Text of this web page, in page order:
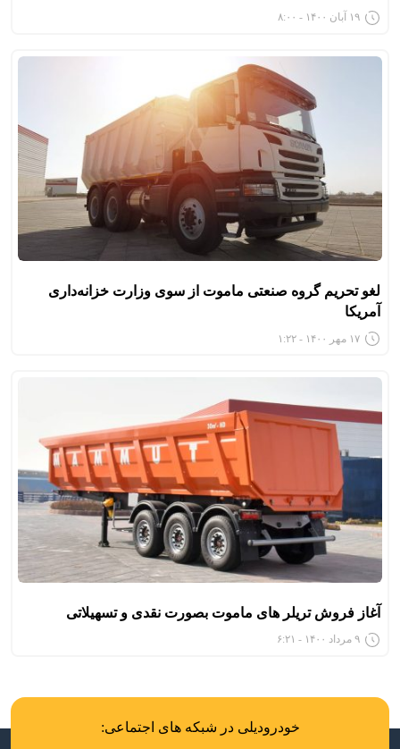
۱۹ آبان ۱۴۰۰ - ۸:۰۰
لغو تحریم گروه صنعتی ماموت از سوی وزارت خزانه‌داری
آمریکا
۱۷ مهر ۱۴۰۰ - ۱:۲۲
آغاز فروش تریلر های ماموت بصورت نقدی و تسهیلاتی
۹ مرداد ۱۴۰۰ - ۶:۲۱
خودرودیلی در شبکه های اجتماعی: